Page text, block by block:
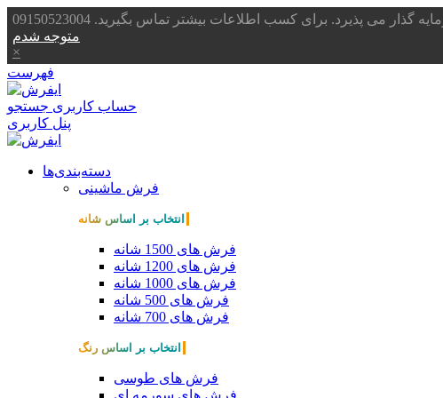
می پذیرد. برای کسب اطلاعات بیشتر تماس بگیرید. 09150523004
متوجه شدم
×
فهرست
حساب کاربری جستجو
پنل کاربری
دسته‌بندی‌ها
فرش ماشینی
انتخاب بر اساس شانه
فرش های 1500 شانه
فرش های 1200 شانه
فرش های 1000 شانه
فرش های 500 شانه
فرش های 700 شانه
انتخاب بر اساس رنگ
فرش های طوسی
فرش های سورمه ای